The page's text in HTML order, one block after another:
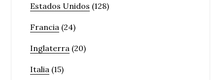
Estados Unidos (128)
Francia (24)
Inglaterra (20)
Italia (15)